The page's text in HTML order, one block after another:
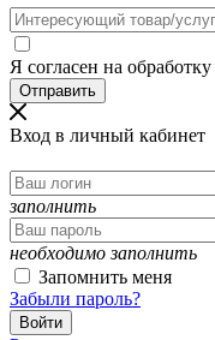
Я согласен на обработку
Вход в личный кабинет
заполнить
необходимо заполнить
Запомнить меня
Забыли пароль?